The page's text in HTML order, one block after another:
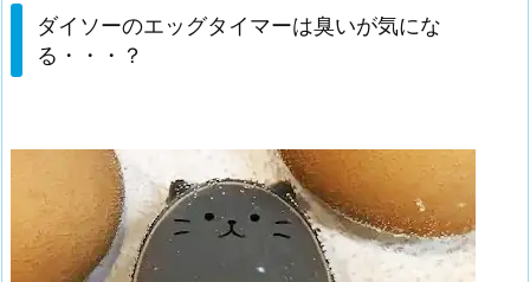
ダイソーのエッグタイマーは臭いが気にな
る・・・？